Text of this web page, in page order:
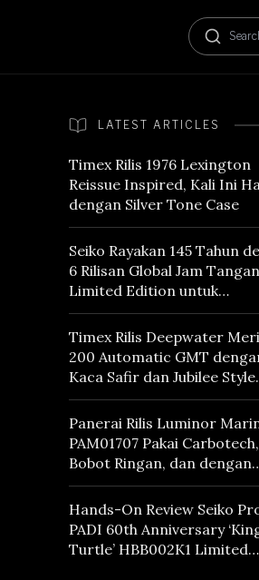
LATEST ARTICLES
Timex Rilis 1976 Lexington
Reissue Inspired, Kali Ini
dengan Silver Tone Case
Seiko Rayakan 145 Tahun
6 Rilisan Global Jam Tangan
Limited Edition untuk
Menghormati Edo Purple,
Warna yang Mencerminkan
Warisan Tokyo
Timex Rilis Deepwater
200 Automatic GMT
Kaca Safir dan Jubilee Style
Bracelet
Panerai Rilis Luminor
PAM01707 Pakai Carbotech,
Bobot Ringan, dan dengan
Vintage Vibes
Hands-On Review Seiko
PADI 60th Anniversary
Turtle’ HBB002K1 Limited